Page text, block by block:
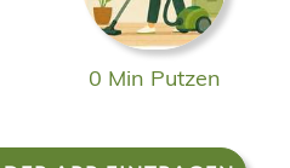
0 Min Putzen